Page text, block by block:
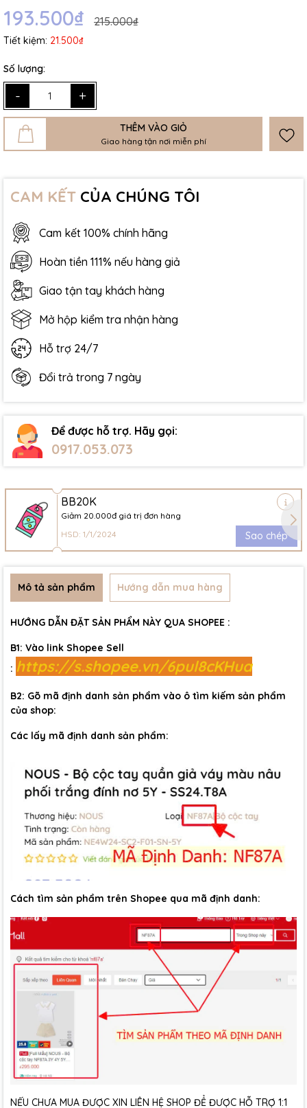
193.500₫ 215.000₫
Tiết kiệm: 21.500₫
Số lượng:
- +
THÊM VÀO GIỎ
Giao hàng tận nơi miễn phí
CAM KẾT CỦA CHÚNG TÔI
Cam kết 100% chính hãng
Hoàn tiền 111% nếu hàng giả
Giao tận tay khách hàng
Mở hộp kiểm tra nhận hàng
Hỗ trợ 24/7
Đổi trả trong 7 ngày
Để được hỗ trợ. Hãy gọi:
0917.053.073
BB20K
Giảm 20.000đ giá trị đơn hàng
HSD: 1/1/2024
Sao chép
Mô tả sản phẩm Hướng dẫn mua hàng
HƯỚNG DẪN ĐẶT SẢN PHẨM NÀY QUA SHOPEE :
B1: Vào link Shopee Sell
: https://s.shopee.vn/6pul8cKHua
B2: Gõ mã định danh sản phẩm vào ô tìm kiếm sản phẩm
của shop:
Các lấy mã định danh sản phẩm:
Cách tìm sản phẩm trên Shopee qua mã định danh:
NẾU CHƯA MUA ĐƯỢC XIN LIÊN HỆ SHOP ĐỂ ĐƯỢC HỖ TRỢ 1:1